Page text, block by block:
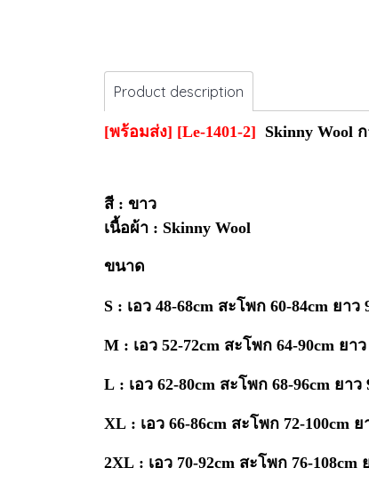
Product description
[พร้อมส่ง] [Le-1401-2] Skinny Wool
สี : ขาว
เนื้อผ้า : Skinny Wool
ขนาด
S : เอว 48-68cm สะโพก 60-84cm ยาว
M : เอว 52-72cm สะโพก 64-90cm ยาว
L : เอว 62-80cm สะโพก 68-96cm ยาว
XL : เอว 66-86cm สะโพก 72-100cm ย
2XL : เอว 70-92cm สะโพก 76-108cm